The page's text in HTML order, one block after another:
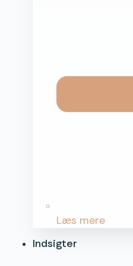
Læs mere
Indsigter